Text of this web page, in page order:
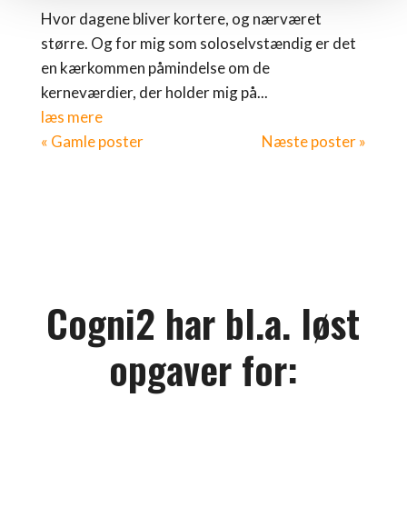
Hvor dagene bliver kortere, og nærværet
større. Og for mig som soloselvstændig er det
en kærkommen påmindelse om de
kerneværdier, der holder mig på...
læs mere
« Gamle poster
Næste poster »
Cogni2 har bl.a. løst
opgaver for: